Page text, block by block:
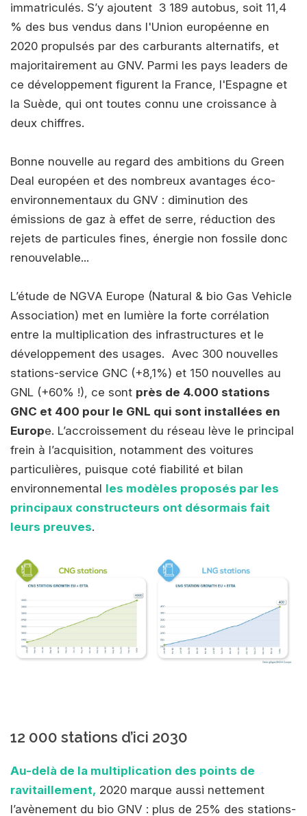
immatriculés. S’y ajoutent 3 189 autobus, soit 11,4
% des bus vendus dans l'Union européenne en
2020 propulsés par des carburants alternatifs, et
majoritairement au GNV. Parmi les pays leaders de
ce développement figurent la France, l'Espagne et
la Suède, qui ont toutes connu une croissance à
deux chiffres.
Bonne nouvelle au regard des ambitions du Green
Deal européen et des nombreux avantages éco-
environnementaux du GNV : diminution des
émissions de gaz à effet de serre, réduction des
rejets de particules fines, énergie non fossile donc
renouvelable...
L’étude de NGVA Europe (Natural & bio Gas Vehicle
Association) met en lumière la forte corrélation
entre la multiplication des infrastructures et le
développement des usages. Avec 300 nouvelles
stations-service GNC (+8,1%) et 150 nouvelles au
GNL (+60% !), ce sont près de 4.000 stations
GNC et 400 pour le GNL qui sont installées en
Europe. L’accroissement du réseau lève le principal
frein à l’acquisition, notamment des voitures
particulières, puisque coté fiabilité et bilan
environnemental les modèles proposés par les
principaux constructeurs ont désormais fait
leurs preuves.
12 000 stations d’ici 2030
Au-delà de la multiplication des points de
ravitaillement, 2020 marque aussi nettement
l’avènement du bio GNV : plus de 25% des stations-